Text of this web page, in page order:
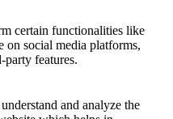
certain functionalities like
on social media platforms,
party features.
and analyze the